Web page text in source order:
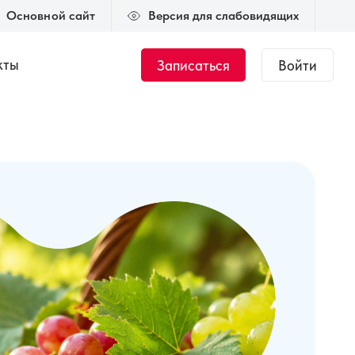
Основной сайт Версия для слабовидящих
₽ 144 часа 35 000 ₽
₽
Подбор мягкой
контактной
коррекции
50 часов 45 000 ₽
Записаться Войти